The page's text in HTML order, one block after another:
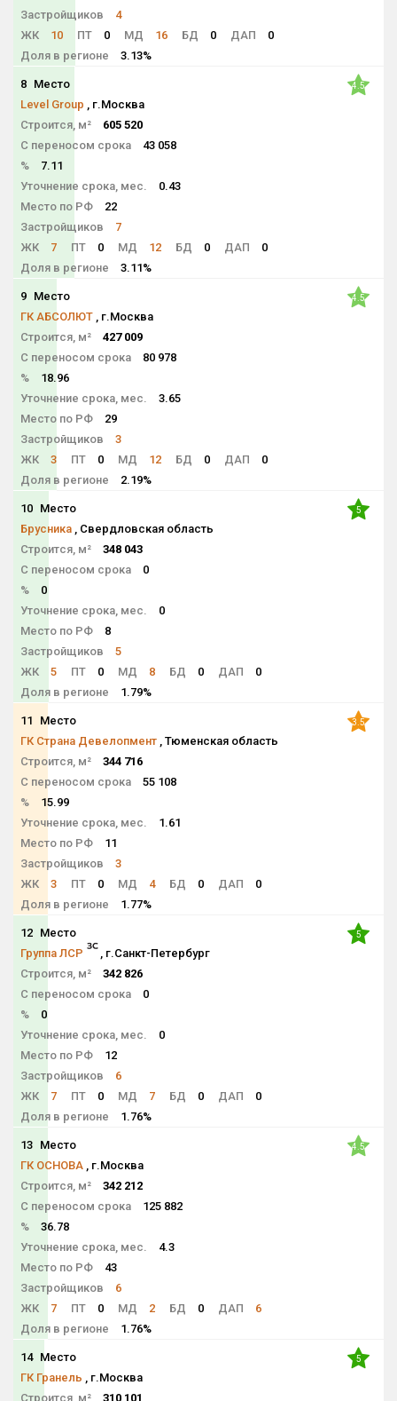
Застройщиков
4
ЖК
10 ПТ 0 МД 16 БД 0 ДАП
0
Доля в регионе
3.13%
8 Место
Level Group , г.Москва
Строится, м²
605 520
С переносом срока
43 058
%
7.11
Уточнение срока, мес.
0.43
Место по РФ
22
Застройщиков
7
ЖК
7 ПТ 0 МД 12 БД 0 ДАП
0
Доля в регионе
3.11%
4.5
9 Место
ГК АБСОЛЮТ , г.Москва
Строится, м²
427 009
С переносом срока
80 978
%
18.96
Уточнение срока, мес.
3.65
Место по РФ
29
Застройщиков
3
ЖК
3 ПТ 0 МД 12 БД 0 ДАП
0
Доля в регионе
2.19%
4.5
10 Место
Брусника , Свердловская область
Строится, м²
348 043
С переносом срока
0
%
0
Уточнение срока, мес.
0
Место по РФ
8
Застройщиков
5
ЖК
5 ПТ 0 МД 8 БД 0 ДАП
0
Доля в регионе
1.79%
5
11
Место
ГК Страна Девелопмент , Тюменская область
Строится, м²
344 716
С переносом срока
55 108
%
15.99
Уточнение срока, мес.
1.61
Место по РФ
11
Застройщиков
3
ЖК
3 ПТ 0 МД 4 БД 0 ДАП
0
Доля в регионе
1.77%
3.5
12 Место
Группа ЛСР
, г.Санкт-Петербург
Строится, м²
342 826
С переносом срока
0
%
0
Уточнение срока, мес.
0
Место по РФ
12
Застройщиков
6
ЖК
7 ПТ 0 МД 7 БД 0 ДАП
0
Доля в регионе
1.76%
5
13 Место
ГК ОСНОВА , г.Москва
Строится, м²
342 212
С переносом срока
125 882
%
36.78
Уточнение срока, мес.
4.3
Место по РФ
43
Застройщиков
6
ЖК
7 ПТ 0 МД 2 БД 0 ДАП
6
Доля в регионе
1.76%
4.5
14 Место
ГК Гранель , г.Москва
Строится, м²
310 101
5